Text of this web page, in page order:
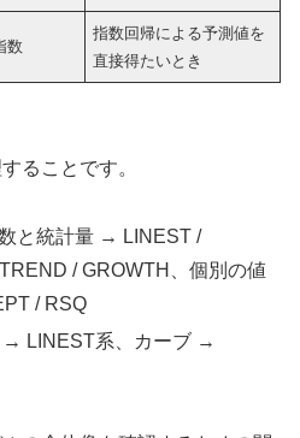
数
指数回帰による予測値を
直接得たいとき
ることです。
と統計量 → LINEST /
/ GROWTH、個別の値
/ RSQ
→ LINEST系、カーブ →